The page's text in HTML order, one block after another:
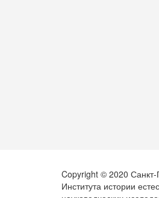
Copyright © 2020 Санкт-
Института истории